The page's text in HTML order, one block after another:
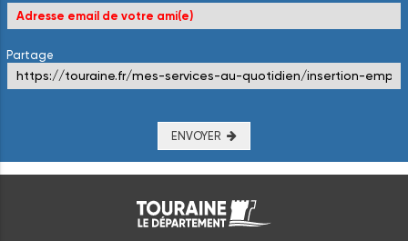
Partage
ENVOYER